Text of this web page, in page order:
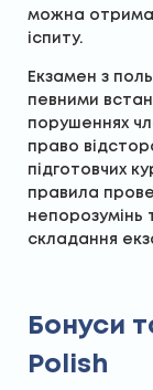
можна
іспиту.
Екзамен з
певними
порушеннях
право
підготовчих
правила
непорозумінь
складання
Бонуси
Polish